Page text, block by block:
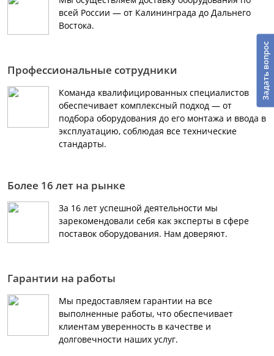
всей России — от Калининграда до Дальнего
Востока.
Профессиональные сотрудники
Команда квалифицированных специалистов
обеспечивает комплексный подход — от
подбора оборудования до его монтажа и ввода в
эксплуатацию, соблюдая все технические
стандарты.
Более 16 лет на рынке
За 16 лет успешной деятельности мы
зарекомендовали себя как эксперты в сфере
поставок оборудования. Нам доверяют.
Гарантии на работы
Мы предоставляем гарантии на все
выполненные работы, что обеспечивает
клиентам уверенность в качестве и
долговечности наших услуг.
Задать вопрос